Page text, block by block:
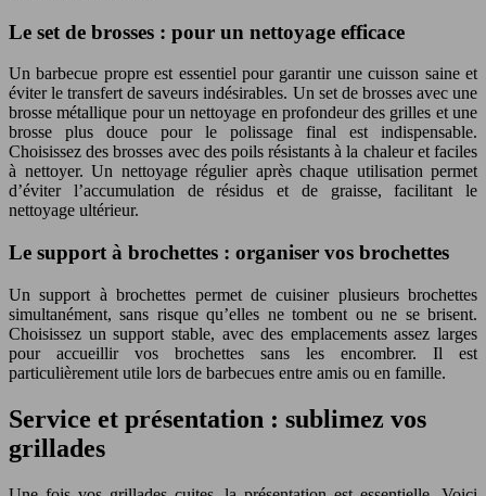
Le set de brosses : pour un nettoyage efficace
Un barbecue propre est essentiel pour garantir une cuisson saine et
éviter le transfert de saveurs indésirables. Un set de brosses avec une
brosse métallique pour un nettoyage en profondeur des grilles et une
brosse plus douce pour le polissage final est indispensable.
Choisissez des brosses avec des poils résistants à la chaleur et faciles
à nettoyer. Un nettoyage régulier après chaque utilisation permet
d’éviter l’accumulation de résidus et de graisse, facilitant le
nettoyage ultérieur.
Le support à brochettes : organiser vos brochettes
Un support à brochettes permet de cuisiner plusieurs brochettes
simultanément, sans risque qu’elles ne tombent ou ne se brisent.
Choisissez un support stable, avec des emplacements assez larges
pour accueillir vos brochettes sans les encombrer. Il est
particulièrement utile lors de barbecues entre amis ou en famille.
Service et présentation : sublimez vos
grillades